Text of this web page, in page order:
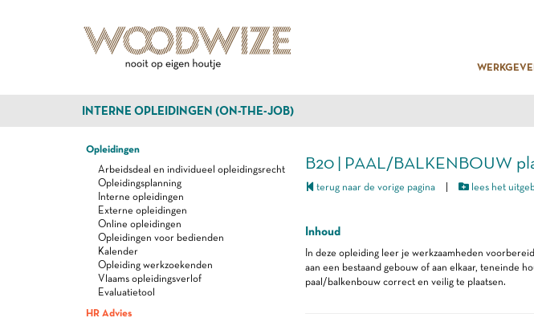
INTERNE OPLEIDINGEN (ON-THE-JOB)
Opleidingen
Arbeidsdeal en individueel opleidingsrecht
Opleidingsplanning
Interne opleidingen
Externe opleidingen
Online opleidingen
Opleidingen voor bedienden
Kalender
Opleiding werkzoekenden
Vlaams opleidingsverlof
Evaluatietool
HR Advies
B20 | PAAL/BALKENBOUW
terug naar de vorige pagina| lees het
Inhoud
In deze opleiding leer je werkzaamheden
aan een bestaand gebouw of aan elkaar, teneinde
paal/balkenbouw correct en veilig te plaatsen.